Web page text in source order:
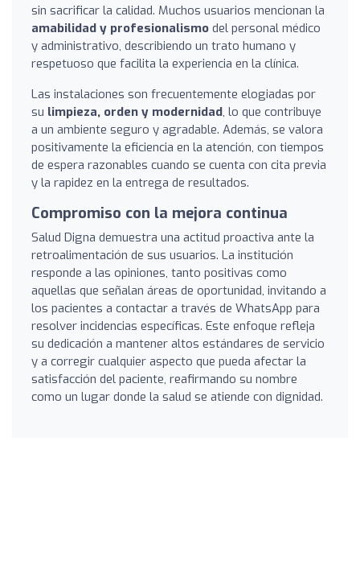
sin sacrificar la calidad. Muchos usuarios mencionan la
amabilidad y profesionalismo del personal médico
y administrativo, describiendo un trato humano y
respetuoso que facilita la experiencia en la clínica.
Las instalaciones son frecuentemente elogiadas por
su limpieza, orden y modernidad, lo que contribuye
a un ambiente seguro y agradable. Además, se valora
positivamente la eficiencia en la atención, con tiempos
de espera razonables cuando se cuenta con cita previa
y la rapidez en la entrega de resultados.
Compromiso con la mejora continua
Salud Digna demuestra una actitud proactiva ante la
retroalimentación de sus usuarios. La institución
responde a las opiniones, tanto positivas como
aquellas que señalan áreas de oportunidad, invitando a
los pacientes a contactar a través de WhatsApp para
resolver incidencias específicas. Este enfoque refleja
su dedicación a mantener altos estándares de servicio
y a corregir cualquier aspecto que pueda afectar la
satisfacción del paciente, reafirmando su nombre
como un lugar donde la salud se atiende con dignidad.